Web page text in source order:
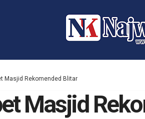
Masjid Rekomended Blitar
Masjid